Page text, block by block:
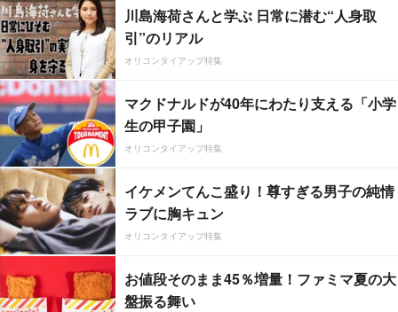
川島海荷さんと学ぶ 日常に潜む“人身取
引”のリアル
オリコンタイアップ特集
マクドナルドが40年にわたり支える「小学
生の甲子園」
オリコンタイアップ特集
イケメンてんこ盛り！尊すぎる男子の純情
ラブに胸キュン
オリコンタイアップ特集
お値段そのまま45％増量！ファミマ夏の大
盤振る舞い